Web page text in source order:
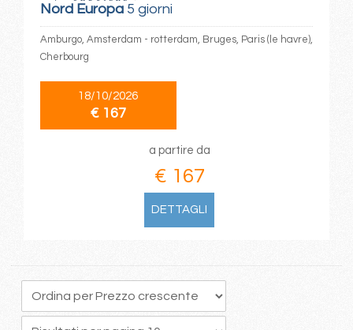
Nord Europa5 giorni
Amburgo, Amsterdam - rotterdam, Bruges, Paris (le havre),
Cherbourg
18/10/2026
€ 167
a partire da
€ 167
DETTAGLI